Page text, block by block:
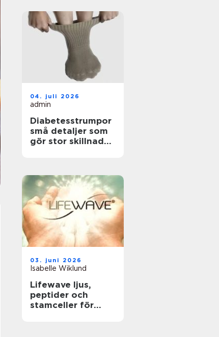
04. juli 2026
admin
Diabetesstrumpor
små detaljer som
gör stor skillnad
03. juni 2026
Isabelle Wiklund
Lifewave ljus,
peptider och
stamceller för